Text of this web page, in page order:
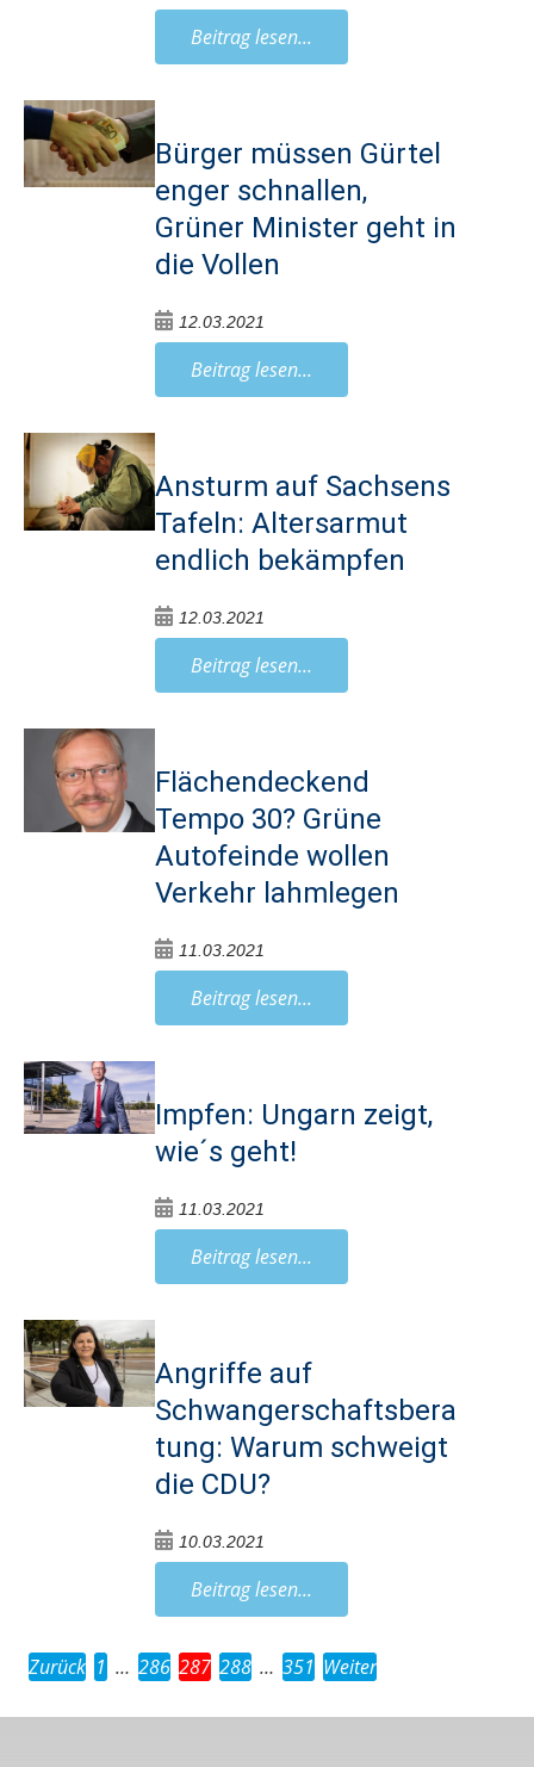
Beitrag lesen...
Bürger müssen Gürtel
enger schnallen,
Grüner Minister geht in
die Vollen
12.03.2021
Beitrag lesen...
Ansturm auf Sachsens
Tafeln: Altersarmut
endlich bekämpfen
12.03.2021
Beitrag lesen...
Flächendeckend
Tempo 30? Grüne
Autofeinde wollen
Verkehr lahmlegen
11.03.2021
Beitrag lesen...
Impfen: Ungarn zeigt,
wie´s geht!
11.03.2021
Beitrag lesen...
Angriffe auf
Schwangerschaftsbera
tung: Warum schweigt
die CDU?
10.03.2021
Beitrag lesen...
Zurück 1 … 286 287 288 … 351 Weiter